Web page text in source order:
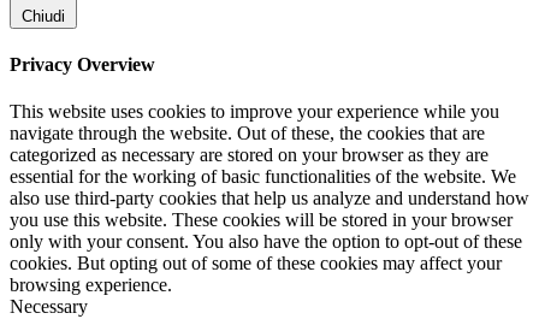
Chiudi
Privacy Overview
This website uses cookies to improve your experience while you
navigate through the website. Out of these, the cookies that are
categorized as necessary are stored on your browser as they are
essential for the working of basic functionalities of the website. We
also use third-party cookies that help us analyze and understand how
you use this website. These cookies will be stored in your browser
only with your consent. You also have the option to opt-out of these
cookies. But opting out of some of these cookies may affect your
browsing experience.
Necessary